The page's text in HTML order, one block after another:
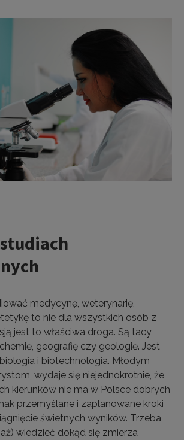
medycynę, weterynarię,
to nie dla wszystkich osób z
jest to właściwa droga. Są tacy,
geografię czy geologię. Jest
i biotechnologia. Młodym
wydaje się niejednokrotnie, że
kierunków nie ma w Polsce dobrych
przemyślane i zaplanowane kroki
świetnych wyników. Trzeba
wiedzieć dokąd się zmierza